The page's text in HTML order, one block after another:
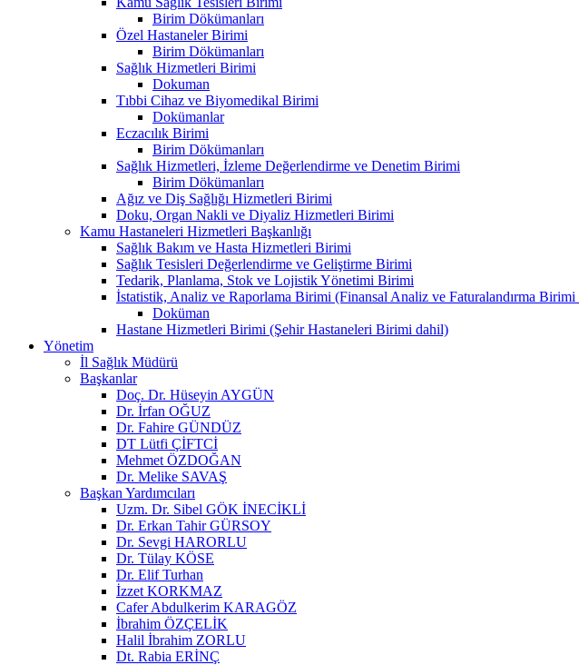
Birim Dökümanları
Özel Hastaneler Birimi
Birim Dökümanları
Sağlık Hizmetleri Birimi
Dokuman
Tıbbi Cihaz ve Biyomedikal Birimi
Dokümanlar
Eczacılık Birimi
Birim Dökümanları
Sağlık Hizmetleri, İzleme Değerlendirme ve Denetim Birimi
Birim Dökümanları
Ağız ve Diş Sağlığı Hizmetleri Birimi
Doku, Organ Nakli ve Diyaliz Hizmetleri Birimi
Kamu Hastaneleri Hizmetleri Başkanlığı
Sağlık Bakım ve Hasta Hizmetleri Birimi
Sağlık Tesisleri Değerlendirme ve Geliştirme Birimi
Tedarik, Planlama, Stok ve Lojistik Yönetimi Birimi
İstatistik, Analiz ve Raporlama Birimi (Finansal Analiz ve Faturalandırma Birimi
Doküman
Hastane Hizmetleri Birimi (Şehir Hastaneleri Birimi dahil)
Yönetim
İl Sağlık Müdürü
Başkanlar
Doç. Dr. Hüseyin AYGÜN
Dr. İrfan OĞUZ
Dr. Fahire GÜNDÜZ
DT Lütfi ÇİFTCİ
Mehmet ÖZDOĞAN
Dr. Melike SAVAŞ
Başkan Yardımcıları
Uzm. Dr. Sibel GÖK İNECİKLİ
Dr. Erkan Tahir GÜRSOY
Dr. Sevgi HARORLU
Dr. Tülay KÖSE
Dr. Elif Turhan
İzzet KORKMAZ
Cafer Abdulkerim KARAGÖZ
İbrahim ÖZÇELİK
Halil İbrahim ZORLU
Dt. Rabia ERİNÇ